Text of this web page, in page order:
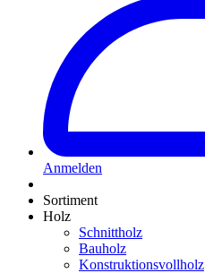
Anmelden
Sortiment
Holz
Schnittholz
Bauholz
Konstruktionsvollholz